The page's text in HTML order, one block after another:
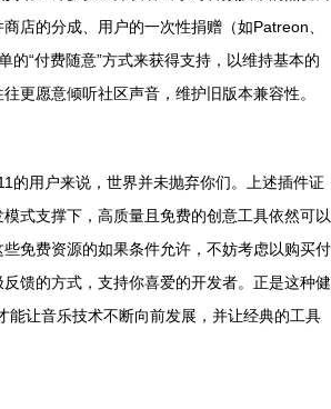
店的分成、用户的一次性捐赠（如Patreon、
的“付费随意”方式来获得支持，以维持基本的
更愿意倾听社区声音，维护旧版本兼容性。
的用户来说，世界并未抛弃你们。上述插件证
式支撑下，高质量且免费的创意工具依然可以
免费资源的如果条件允许，不妨考虑以购买付
馈的方式，支持你喜爱的开发者。正是这种健
能让音乐技术不断向前发展，并让经典的工具